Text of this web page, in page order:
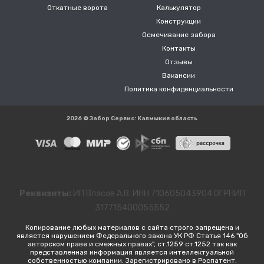
Откатные ворота
Калькулятор
Конструкции
Осмечивание забора
Контакты
Отзывы
Вакансии
Политика конфиденциальности
2026 © Забор Сервис: Калмыкия область
Реквизиты: ИП Власов А.В. ИНН 710605043904 ОГРНИП
317715400055552
Копирование любых материалов с сайта строго запрещена и
является нарушением Федерального закона УК РФ Статья 146 "Об
авторском праве и смежных правах", ст.1259 ст.1252 так как
представленная информация является интеллектуальной
собственностью компании. Зарегистрировано в Роспатент.